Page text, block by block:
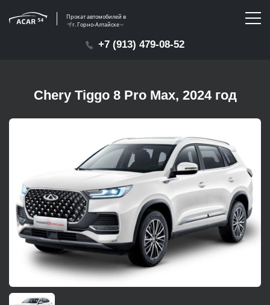
Прокат автомобилей в
г. Горно-Алтайске
+7 (913) 479-08-52
Chery Tiggo 8 Pro Max, 2024 год